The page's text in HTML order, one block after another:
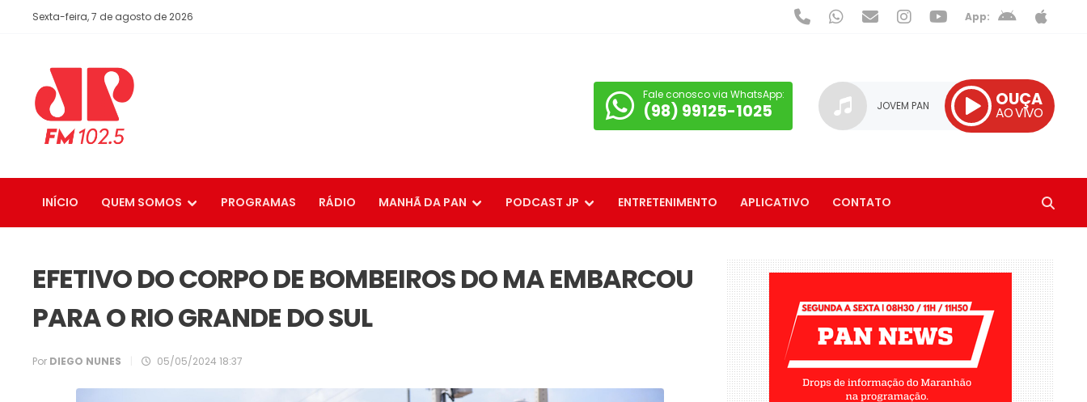
Sexta-feira, 7 de agosto de 2026 App:
Fale conosco via WhatsApp:
(98) 99125-1025 JOVEM PAN OUÇA
AO VIVO
INÍCIO QUEM SOMOS PROGRAMAS RÁDIO MANHÃ DA PAN PODCAST JP ENTRETENIMENTO APLICATIVO CONTATO
EFETIVO DO CORPO DE BOMBEIROS DO MA EMBARCOU
PARA O RIO GRANDE DO SUL
Por DIEGO NUNES 05/05/2024 18:37